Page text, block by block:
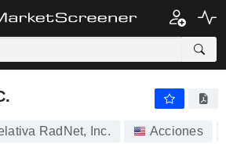
RadNet, Inc. Acciones